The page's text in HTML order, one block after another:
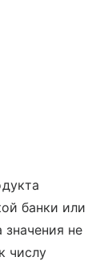
банки или
не
числу